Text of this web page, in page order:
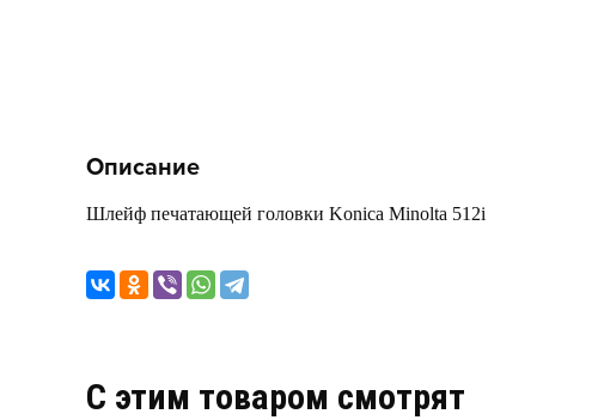
Описание
Шлейф печатающей головки Konica Minolta 512i
C этим товаром смотрят